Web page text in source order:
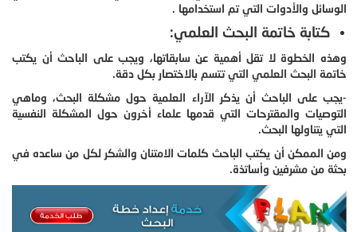
الوسائل والأدوات التي تم استخدامها .
كتابة خاتمة البحث العلمي:
وهذه الخطوة لا تقل أهمية عن سابقاتها، ويجب على الباحث أن يكتب
خاتمة البحث العلمي التي تتسم بالاختصار بكل دقة.
-يجب على الباحث أن يذكر الآراء العلمية حول مشكلة البحث، وماهي
التوصيات والمقترحات التي قدمها علماء أخرون حول المشكلة النفسية
التي يتناولها البحث.
ومن الممكن أن يكتب الباحث كلمات الامتنان والشكر لكل من ساعده في
بحثة من مشرفين وأساتذة.